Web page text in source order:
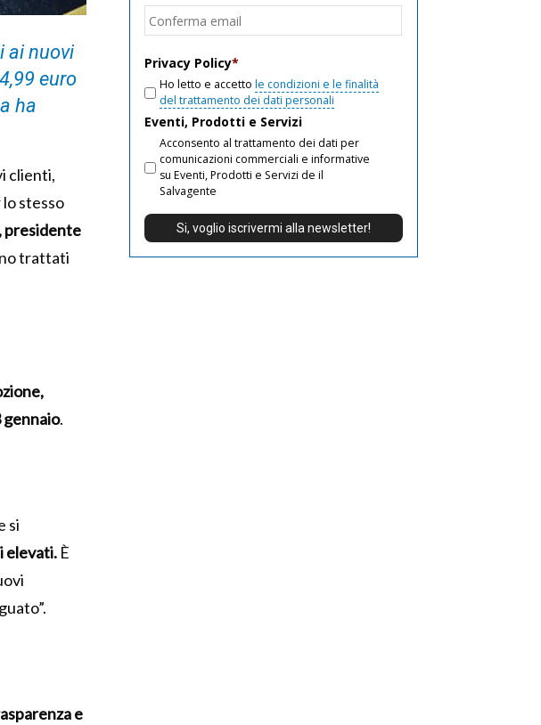
ai nuovi
euro
ha
clienti,
stesso
presidente
trattati
gennaio.
si
elevati. È
e
Privacy Policy*
Ho letto e accetto le condizioni e le finalità
del trattamento dei dati personali
Eventi, Prodotti e Servizi
Acconsento al trattamento dei dati per
comunicazioni commerciali e informative
su Eventi, Prodotti e Servizi de il
Salvagente